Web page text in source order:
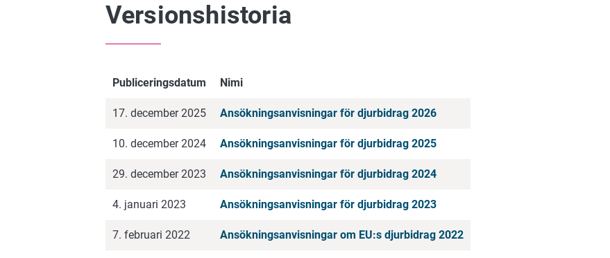
Versionshistoria
Publiceringsdatum Nimi
17. december 2025 Ansökningsanvisningar för djurbidrag 2026
10. december 2024 Ansökningsanvisningar för djurbidrag 2025
29. december 2023 Ansökningsanvisningar för djurbidrag 2024
4. januari 2023 Ansökningsanvisningar för djurbidrag 2023
7. februari 2022 Ansökningsanvisningar om EU:s djurbidrag 2022